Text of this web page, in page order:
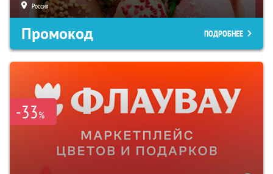
Россия
Промокод ПОДРОБНЕЕ
-33%